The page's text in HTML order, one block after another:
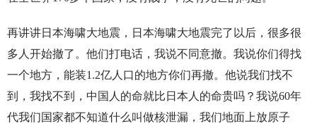
再讲讲日本海啸大地震，日本海啸大地震完了以后，很多很
多人开始撤了。他们打电话，我说不同意撤。我说你们得找
一个地方，能装1.2亿人口的地方你们再撤。他说我们找不
到，我找不到，中国人的命就比日本人的命贵吗？我说60年
代我们国家都不知道什么叫做核泄漏，我们地面上放原子